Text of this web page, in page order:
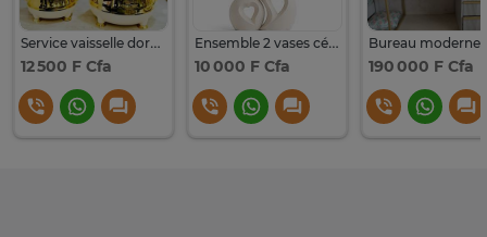
Service vaisselle doré blanc 5 pièces céramique
12 500 F Cfa
Ensemble 2 vases céramique blanc cassé motif cœur
10 000 F Cfa 190 000 F Cfa